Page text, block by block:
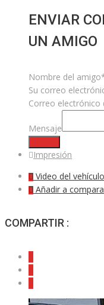
ENVIAR
UN AMIGO
Nombre del
Su correo
Correo electrónico
Mensaje
Impresión
Video del vehículo
Añadir a
COMPARTIR :